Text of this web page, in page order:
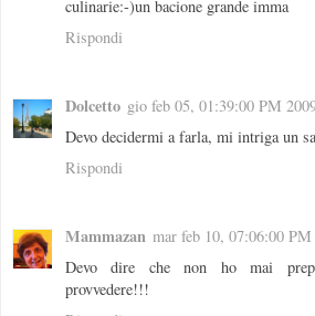
culinarie:-)un bacione grande imma
Rispondi
Dolcetto gio feb 05, 01:39:00 PM
Devo decidermi a farla, mi intriga un
Rispondi
Mammazan mar feb 10, 07:06:00
Devo dire che non ho mai
provvedere!!!